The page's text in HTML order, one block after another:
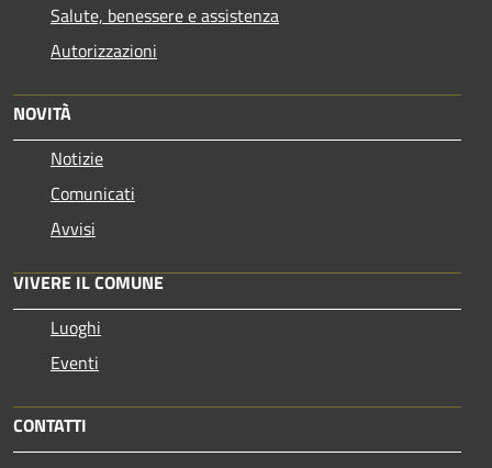
Salute, benessere e assistenza
Autorizzazioni
NOVITÀ
Notizie
Comunicati
Avvisi
VIVERE IL COMUNE
Luoghi
Eventi
CONTATTI